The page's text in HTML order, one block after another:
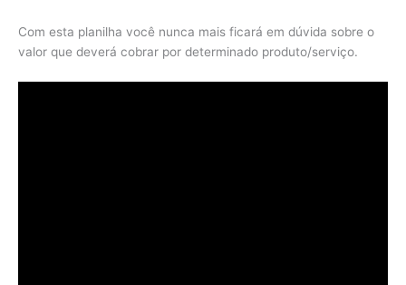
Com esta planilha você nunca mais ficará em dúvida sobre o
valor que deverá cobrar por determinado produto/serviço.